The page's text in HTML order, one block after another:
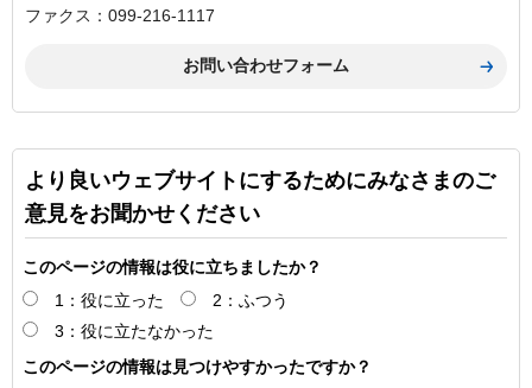
ファクス：099-216-1117
より良いウェブサイトにするためにみなさまのご
意見をお聞かせください
このページの情報は役に立ちましたか？
1：役に立った
2：ふつう
3：役に立たなかった
このページの情報は見つけやすかったですか？